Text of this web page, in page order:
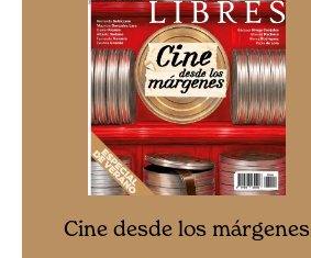
Cine desde los márgenes